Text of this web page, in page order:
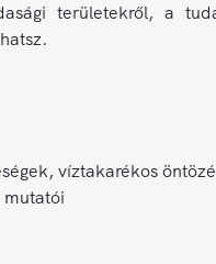
területekről, a
víztakarékos
mutatói